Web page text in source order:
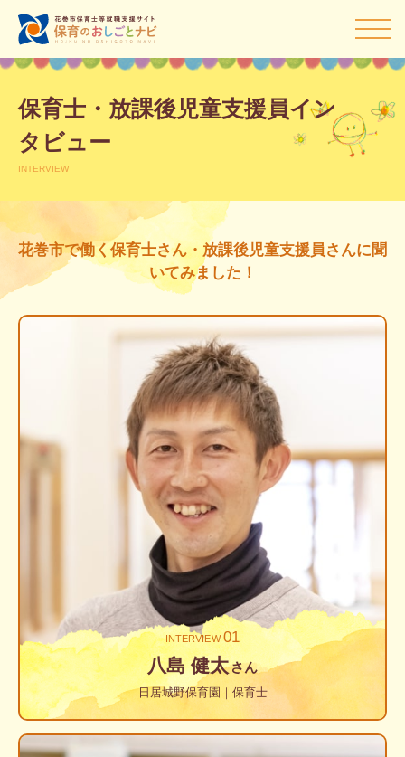
保育士・放課後児童支援員イン
タビュー
INTERVIEW
花巻市で働く保育士さん・放課後児童支援員さんに聞
いてみました！
INTERVIEW 01
八島 健太さん
日居城野保育園｜保育士